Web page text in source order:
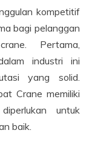
kompetitif
bagi pelanggan
Pertama,
industri ini
yang solid.
Crane memiliki
untuk
baik.